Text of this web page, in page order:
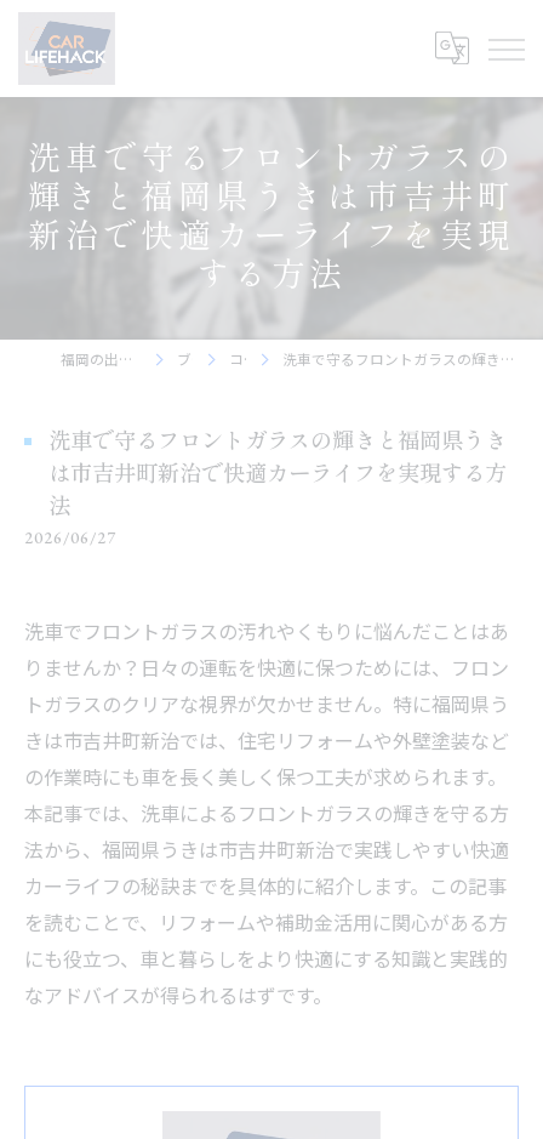
洗車で守るフロントガラスの
輝きと福岡県うきは市吉井町
新治で快適カーライフを実現
する方法
福岡の出張洗車ならCar Lifehack ブログ コラム 洗車で守るフロントガラスの輝きと福岡県うきは市吉井町新治で快適カーライフを実現する方法
洗車で守るフロントガラスの輝きと福岡県うき
は市吉井町新治で快適カーライフを実現する方
法
2026/06/27
洗車でフロントガラスの汚れやくもりに悩んだことはあ
りませんか？日々の運転を快適に保つためには、フロン
トガラスのクリアな視界が欠かせません。特に福岡県う
きは市吉井町新治では、住宅リフォームや外壁塗装など
の作業時にも車を長く美しく保つ工夫が求められます。
本記事では、洗車によるフロントガラスの輝きを守る方
法から、福岡県うきは市吉井町新治で実践しやすい快適
カーライフの秘訣までを具体的に紹介します。この記事
を読むことで、リフォームや補助金活用に関心がある方
にも役立つ、車と暮らしをより快適にする知識と実践的
なアドバイスが得られるはずです。